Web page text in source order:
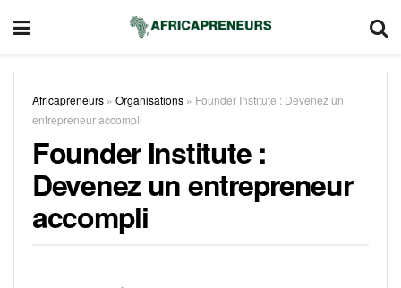
Africapreneurs » Organisations » Founder Institute : Devenez un
entrepreneur accompli
Founder Institute :
Devenez un entrepreneur
accompli